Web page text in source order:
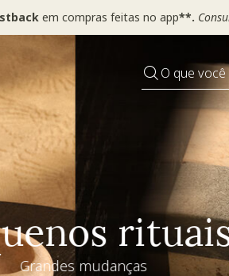
em compras feitas no app**.
O que
rituais
mudanças